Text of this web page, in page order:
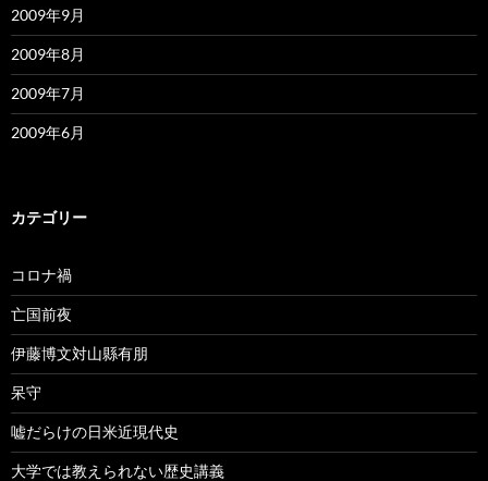
2009年9月
2009年8月
2009年7月
2009年6月
カテゴリー
コロナ禍
亡国前夜
伊藤博文対山縣有朋
呆守
嘘だらけの日米近現代史
大学では教えられない歴史講義